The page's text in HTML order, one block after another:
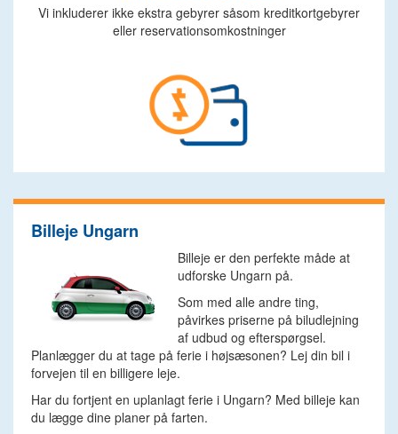
Vi inkluderer ikke ekstra gebyrer såsom kreditkortgebyrer
eller reservationsomkostninger
Billeje Ungarn
Billeje er den perfekte måde at
udforske Ungarn på.
Som med alle andre ting,
påvirkes priserne på biludlejning
af udbud og efterspørgsel.
Planlægger du at tage på ferie i højsæsonen? Lej din bil i
forvejen til en billigere leje.
Har du fortjent en uplanlagt ferie i Ungarn? Med billeje kan
du lægge dine planer på farten.